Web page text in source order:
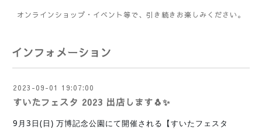
オンラインショップ・イベント等で、引き続きお楽しみください。
インフォメーション
2023-09-01 19:07:00
すいたフェスタ 2023 出店します🐧✨
9月3日(日) 万博記念公園にて開催される【すいたフェスタ